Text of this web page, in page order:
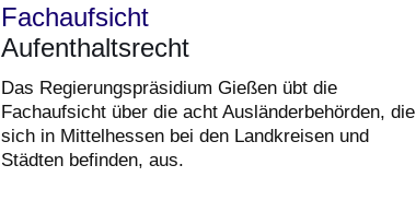
Fachaufsicht
Aufenthaltsrecht
Das Regierungspräsidium Gießen übt die
Fachaufsicht über die acht Ausländerbehörden, die
sich in Mittelhessen bei den Landkreisen und
Städten befinden, aus.